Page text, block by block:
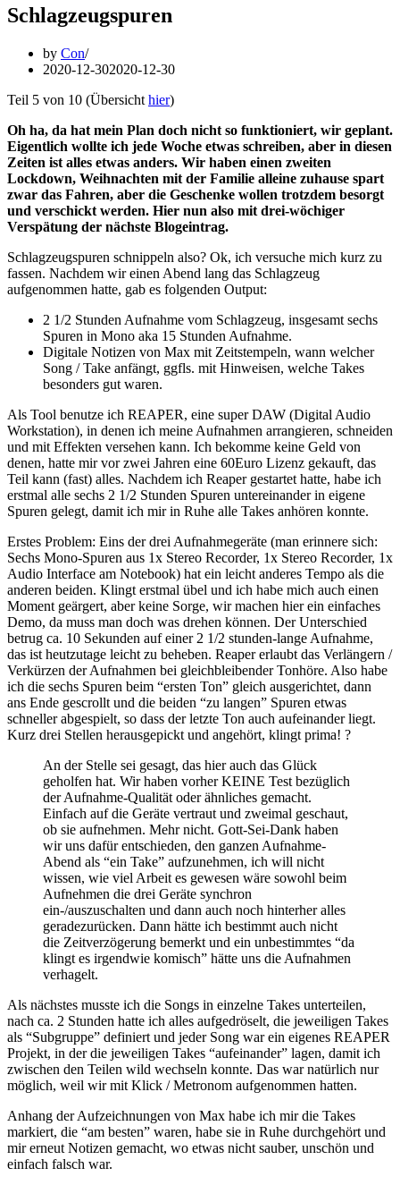
Schlagzeugspuren
by Con
2020-12-302020-12-30
Teil 5 von 10 (Übersicht hier)
Oh ha, da hat mein Plan doch nicht so funktioniert, wir geplant.
Eigentlich wollte ich jede Woche etwas schreiben, aber in diesen
Zeiten ist alles etwas anders. Wir haben einen zweiten
Lockdown, Weihnachten mit der Familie alleine zuhause spart
zwar das Fahren, aber die Geschenke wollen trotzdem besorgt
und verschickt werden. Hier nun also mit drei-wöchiger
Verspätung der nächste Blogeintrag.
Schlagzeugspuren schnippeln also? Ok, ich versuche mich kurz zu
fassen. Nachdem wir einen Abend lang das Schlagzeug
aufgenommen hatte, gab es folgenden Output:
2 1/2 Stunden Aufnahme vom Schlagzeug, insgesamt sechs
Spuren in Mono aka 15 Stunden Aufnahme.
Digitale Notizen von Max mit Zeitstempeln, wann welcher
Song / Take anfängt, ggfls. mit Hinweisen, welche Takes
besonders gut waren.
Als Tool benutze ich REAPER, eine super DAW (Digital Audio
Workstation), in denen ich meine Aufnahmen arrangieren, schneiden
und mit Effekten versehen kann. Ich bekomme keine Geld von
denen, hatte mir vor zwei Jahren eine 60Euro Lizenz gekauft, das
Teil kann (fast) alles. Nachdem ich Reaper gestartet hatte, habe ich
erstmal alle sechs 2 1/2 Stunden Spuren untereinander in eigene
Spuren gelegt, damit ich mir in Ruhe alle Takes anhören konnte.
Erstes Problem: Eins der drei Aufnahmegeräte (man erinnere sich:
Sechs Mono-Spuren aus 1x Stereo Recorder, 1x Stereo Recorder, 1x
Audio Interface am Notebook) hat ein leicht anderes Tempo als die
anderen beiden. Klingt erstmal übel und ich habe mich auch einen
Moment geärgert, aber keine Sorge, wir machen hier ein einfaches
Demo, da muss man doch was drehen können. Der Unterschied
betrug ca. 10 Sekunden auf einer 2 1/2 stunden-lange Aufnahme,
das ist heutzutage leicht zu beheben. Reaper erlaubt das Verlängern /
Verkürzen der Aufnahmen bei gleichbleibender Tonhöre. Also habe
ich die sechs Spuren beim “ersten Ton” gleich ausgerichtet, dann
ans Ende gescrollt und die beiden “zu langen” Spuren etwas
schneller abgespielt, so dass der letzte Ton auch aufeinander liegt.
Kurz drei Stellen herausgepickt und angehört, klingt prima! ?
An der Stelle sei gesagt, das hier auch das Glück
geholfen hat. Wir haben vorher KEINE Test bezüglich
der Aufnahme-Qualität oder ähnliches gemacht.
Einfach auf die Geräte vertraut und zweimal geschaut,
ob sie aufnehmen. Mehr nicht. Gott-Sei-Dank haben
wir uns dafür entschieden, den ganzen Aufnahme-
Abend als “ein Take” aufzunehmen, ich will nicht
wissen, wie viel Arbeit es gewesen wäre sowohl beim
Aufnehmen die drei Geräte synchron
ein-/auszuschalten und dann auch noch hinterher alles
geradezurücken. Dann hätte ich bestimmt auch nicht
die Zeitverzögerung bemerkt und ein unbestimmtes “da
klingt es irgendwie komisch” hätte uns die Aufnahmen
verhagelt.
Als nächstes musste ich die Songs in einzelne Takes unterteilen,
nach ca. 2 Stunden hatte ich alles aufgedröselt, die jeweiligen Takes
als “Subgruppe” definiert und jeder Song war ein eigenes REAPER
Projekt, in der die jeweiligen Takes “aufeinander” lagen, damit ich
zwischen den Teilen wild wechseln konnte. Das war natürlich nur
möglich, weil wir mit Klick / Metronom aufgenommen hatten.
Anhang der Aufzeichnungen von Max habe ich mir die Takes
markiert, die “am besten” waren, habe sie in Ruhe durchgehört und
mir erneut Notizen gemacht, wo etwas nicht sauber, unschön und
einfach falsch war.